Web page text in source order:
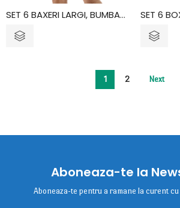
SET 6 BAXERI LARGI, BUMBAC, VIVALDI, BLUEMARINE
1 2 Next
Aboneaza-te la
Aboneaza-te pentru a ramane la curent